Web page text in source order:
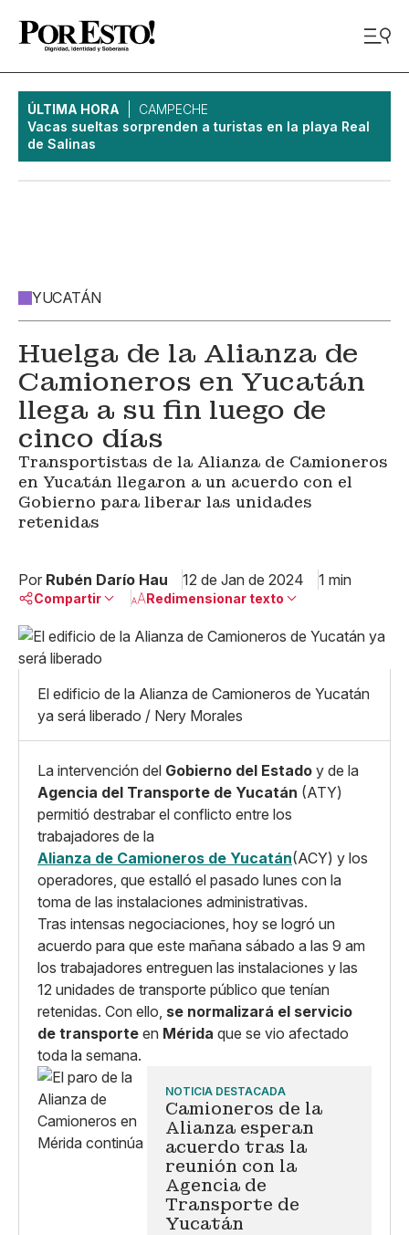
ÚLTIMA HORA
CAMPECHE
Vacas sueltas sorprenden a turistas en la playa Real
de Salinas
YUCATÁN
Huelga de la Alianza de
Camioneros en Yucatán
llega a su fin luego de
cinco días
Transportistas de la Alianza de Camioneros
en Yucatán llegaron a un acuerdo con el
Gobierno para liberar las unidades
retenidas
Por Rubén Darío Hau 12 de Jan de 2024 1 min
Compartir
Linkedin
X
Whatsapp
Copiar enlace
Redimensionar texto
Grande
El edificio de la Alianza de Camioneros de Yucatán
ya será liberado / Nery Morales
La intervención del Gobierno del Estado y de la
Agencia del Transporte de Yucatán (ATY)
permitió destrabar el conflicto entre los
trabajadores de la
Alianza de Camioneros de Yucatán(ACY) y los
operadores, que estalló el pasado lunes con la
toma de las instalaciones administrativas.
Tras intensas negociaciones, hoy se logró un
acuerdo para que este mañana sábado a las 9 am
los trabajadores entreguen las instalaciones y las
12 unidades de transporte público que tenían
retenidas. Con ello, se normalizará el servicio
de transporte en Mérida que se vio afectado
toda la semana.
NOTICIA DESTACADA
Camioneros de la
Alianza esperan
acuerdo tras la
reunión con la
Agencia de
Transporte de
Yucatán